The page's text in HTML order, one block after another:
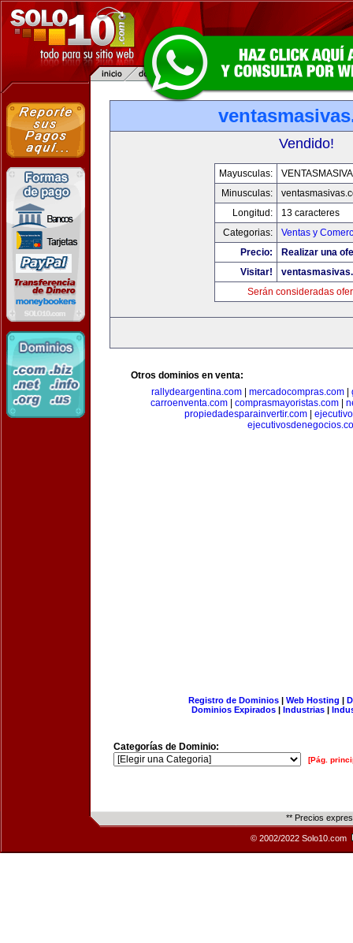
Vendido!
Mayusculas:
Minusculas:
Longitud:
13 caracteres
Categorias:
Ventas y
Precio:
Realizar una
Visitar!
Serán consideradas
Otros dominios en venta:
rallydeargentina.com
mercadocompras.com
carroenventa.com| comprasmayoristas.com|
propiedadesparainvertir.com
Registro de Dominios| Web Hosting |
Dominios Expirados | Industrias |
Categorías de Dominio:
[Pág.
** Precios
© 2002/2022 Solo10.com